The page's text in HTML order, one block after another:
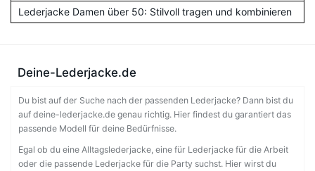
Lederjacke Damen über 50: Stilvoll tragen und kombinieren
Deine-Lederjacke.de
Du bist auf der Suche nach der passenden Lederjacke? Dann bist du
auf deine-lederjacke.de genau richtig. Hier findest du garantiert das
passende Modell für deine Bedürfnisse.
Egal ob du eine Alltagslederjacke, eine für Lederjacke für die Arbeit
oder die passende Lederjacke für die Party suchst. Hier wirst du